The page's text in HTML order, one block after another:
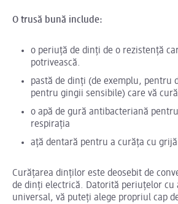
O trusă bună include:
o periuță de dinți de o rezistență
potrivească.
pastă de dinți (de exemplu, pentru
pentru gingii sensibile) care vă
o apă de gură antibacteriană
respirația
ață dentară pentru a curăța cu
Curățarea dinților este deosebit de
de dinți electrică. Datorită periuțelor cu
universal, vă puteți alege propriul cap